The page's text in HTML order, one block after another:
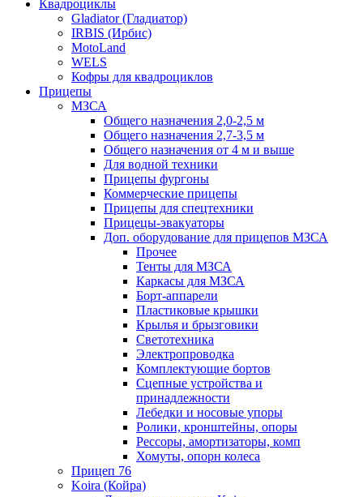
Квадроциклы
Gladiator (Гладиатор)
IRBIS (Ирбис)
MotoLand
WELS
Кофры для квадроциклов
Прицепы
МЗСА
Общего назначения 2,0-2,5 м
Общего назначения 2,7-3,5 м
Общего назначения от 4 м и выше
Для водной техники
Прицепы фургоны
Коммерческие прицепы
Прицепы для спецтехники
Прицецы-эвакуаторы
Доп. оборудование для прицепов МЗСА
Прочее
Тенты для МЗСА
Каркасы для МЗСА
Борт-аппарели
Пластиковые крышки
Крылья и брызговики
Светотехника
Электропроводка
Комплектующие бортов
Сцепные устройства и
принадлежности
Лебедки и носовые упоры
Ролики, кронштейны, опоры
Рессоры, амортизаторы, комп
Хомуты, опорн колеса
Прицеп 76
Koira (Койра)